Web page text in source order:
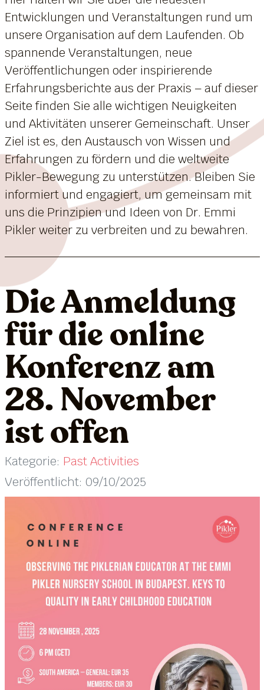
Entwicklungen und Veranstaltungen rund um
unsere Organisation auf dem Laufenden. Ob
spannende Veranstaltungen, neue
Veröffentlichungen oder inspirierende
Erfahrungsberichte aus der Praxis – auf dieser
Seite finden Sie alle wichtigen Neuigkeiten
und Aktivitäten unserer Gemeinschaft. Unser
Ziel ist es, den Austausch von Wissen und
Erfahrungen zu fördern und die weltweite
Pikler-Bewegung zu unterstützen. Bleiben Sie
informiert und engagiert, um gemeinsam mit
uns die Prinzipien und Ideen von Dr. Emmi
Pikler weiter zu verbreiten und zu bewahren.
Die Anmeldung
für die online
Konferenz am
28. November
ist offen
Kategorie: Past Activities
Veröffentlicht: 09/10/2025